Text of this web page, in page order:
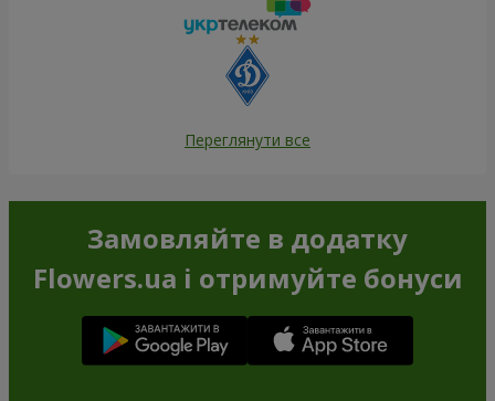
Переглянути все
Замовляйте в додатку
Flowers.ua і отримуйте бонуси